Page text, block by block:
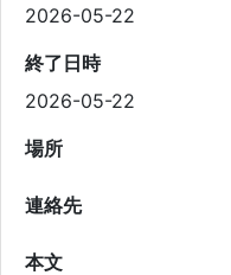
2026-05-22
終了日時
2026-05-22
場所
連絡先
本文